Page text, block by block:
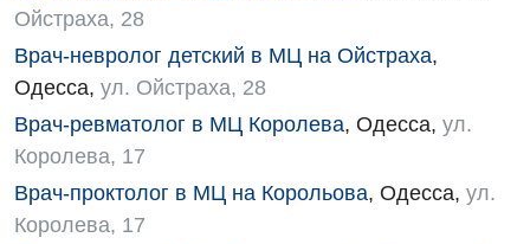
Ойстраха, 28
Врач-невролог детский в МЦ на Ойстраха,
Одесса, ул. Ойстраха, 28
Врач-ревматолог в МЦ Королева, Одесса, ул.
Королева, 17
Врач-проктолог в МЦ на Корольова, Одесса, ул.
Королева, 17